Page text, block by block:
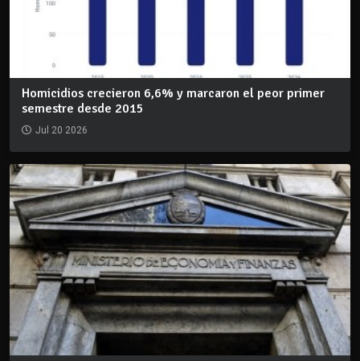
Homicidios crecieron 6,6% y marcaron el peor primer
semestre desde 2015
Jul 20 2026